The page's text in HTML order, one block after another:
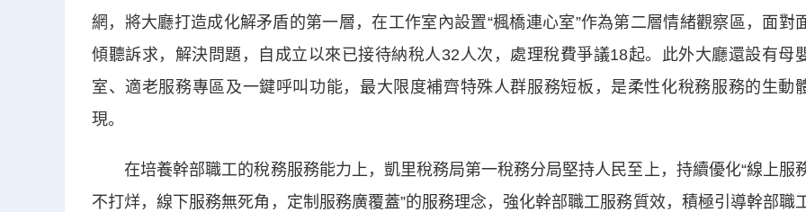
網，將大廳打造成化解矛盾的第一層，在工作室內設置“楓橋連心室”作為第二層情緒觀察區，面對
傾聽訴求，解決問題，自成立以來已接待納稅人32人次，處理稅費爭議18起。此外大廳還設有母
室、適老服務專區及一鍵呼叫功能，最大限度補齊特殊人群服務短板，是柔性化稅務服務的生動
現。
在培養幹部職工的稅務服務能力上，凱里稅務局第一稅務分局堅持人民至上，持續優化“線上服
不打烊，線下服務無死角，定制服務廣覆蓋”的服務理念，強化幹部職工服務質效，積極引導幹部職